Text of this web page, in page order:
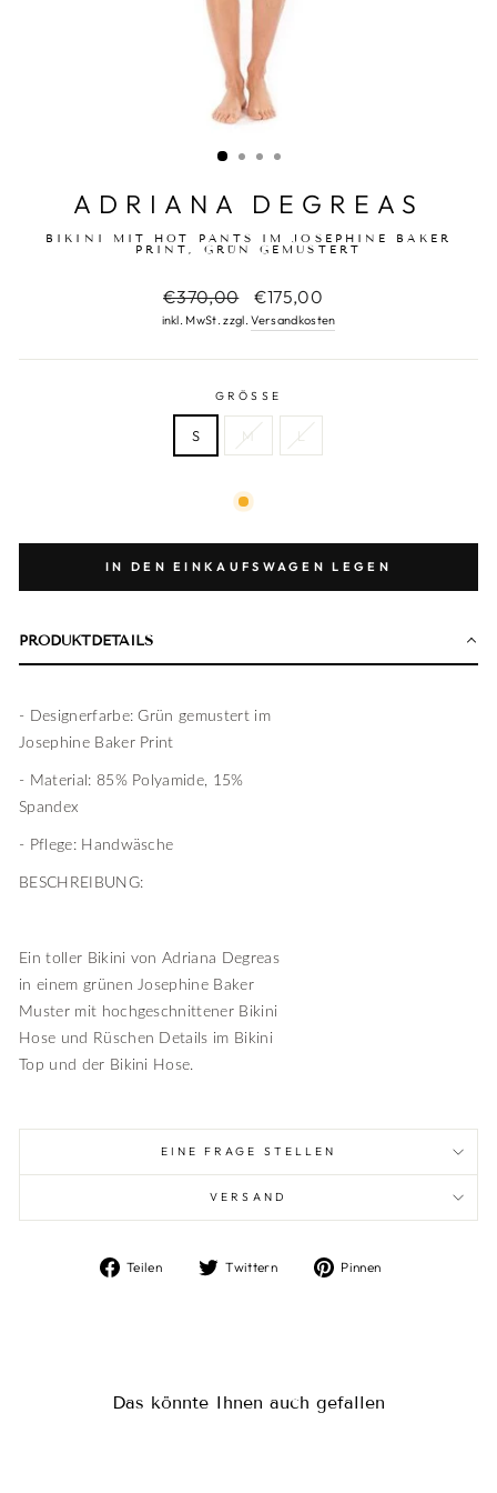
ADRIANA DEGREAS
BIKINI MIT HOT PANTS IM JOSEPHINE BAKER
PRINT, GRÜN GEMUSTERT
Normaler
Preis
€370,00 Sonderpreis
€175,00
inkl. MwSt. zzgl.Versandkosten
GRÖSSE
S M L
IN DEN EINKAUFSWAGEN LEGEN
PRODUKTDETAILS
- Designerfarbe: Grün gemustert im
Josephine Baker Print
- Material: 85% Polyamide, 15%
Spandex
- Pflege: Handwäsche
BESCHREIBUNG:
Ein toller Bikini von Adriana Degreas
in einem grünen Josephine Baker
Muster mit hochgeschnittener Bikini
Hose und Rüschen Details im Bikini
Top und der Bikini Hose.
EINE FRAGE STELLEN
VERSAND
Teilen
Auf
Twittern
Auf
Pinnen
Das könnte Ihnen auch gefallen